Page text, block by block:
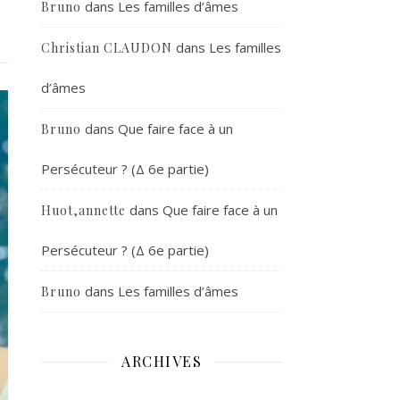
Bruno dans Les familles d’âmes
Christian CLAUDON dans Les familles
d’âmes
Bruno dans Que faire face à un
Persécuteur ? (Δ 6e partie)
Huot,annette dans Que faire face à un
Persécuteur ? (Δ 6e partie)
Bruno dans Les familles d’âmes
ARCHIVES